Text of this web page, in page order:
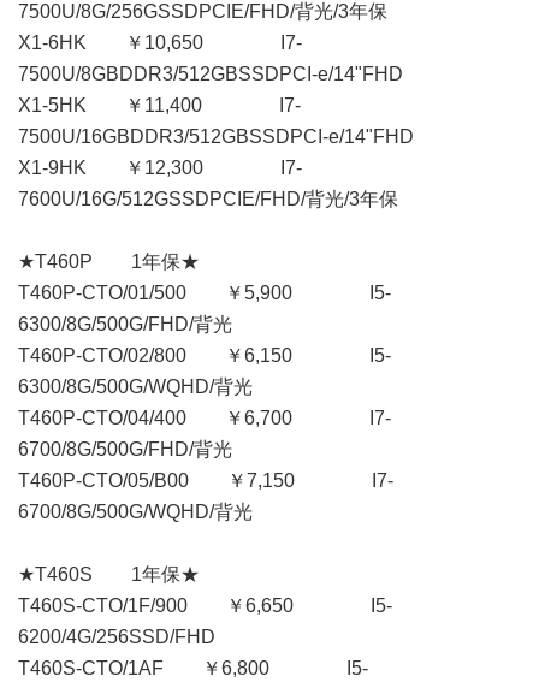
7500U/8G/256GSSDPCIE/FHD/背光/3年保
X1-6HK ￥10,650 I7-
7500U/8GBDDR3/512GBSSDPCI-e/14"FHD
X1-5HK ￥11,400 I7-
7500U/16GBDDR3/512GBSSDPCI-e/14"FHD
X1-9HK ￥12,300 I7-
7600U/16G/512GSSDPCIE/FHD/背光/3年保
★T460P 1年保★
T460P-CTO/01/500 ￥5,900 I5-
6300/8G/500G/FHD/背光
T460P-CTO/02/800 ￥6,150 I5-
6300/8G/500G/WQHD/背光
T460P-CTO/04/400 ￥6,700 I7-
6700/8G/500G/FHD/背光
T460P-CTO/05/B00 ￥7,150 I7-
6700/8G/500G/WQHD/背光
★T460S 1年保★
T460S-CTO/1F/900 ￥6,650 I5-
6200/4G/256SSD/FHD
T460S-CTO/1AF ￥6,800 I5-